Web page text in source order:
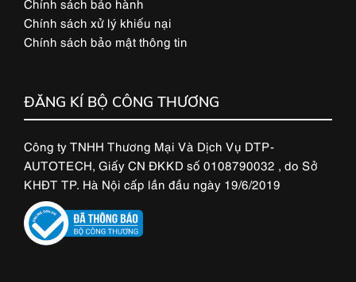
Chính sách xử lý khiếu nại
Chính sách bảo mật thông tin
ĐĂNG KÍ BỘ CÔNG THƯƠNG
Công ty TNHH Thương Mại Và Dịch Vụ DTP-
AUTOTECH, Giấy CN ĐKKD số 0108790032 , do Sở
KHĐT TP. Hà Nội cấp lần đầu ngày 19/6/2019